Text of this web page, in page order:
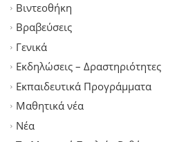
Βιντεοθήκη
Βραβεύσεις
Γενικά
Εκδηλώσεις – Δραστηριότητες
Εκπαιδευτικά Προγράμματα
Μαθητικά νέα
Νέα